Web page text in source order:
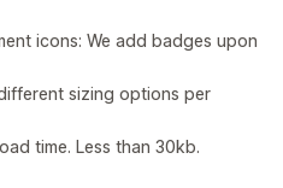
icons: We add badges upon
sizing options per
time. Less than 30kb.